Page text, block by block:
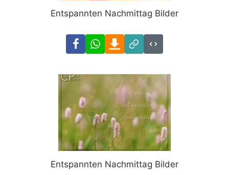
Entspannten Nachmittag Bilder
FacebookWhatsAppDownload
Link
Code
Entspannten Nachmittag Bilder